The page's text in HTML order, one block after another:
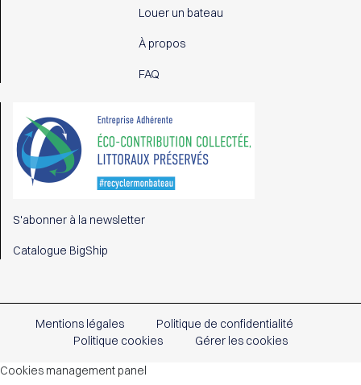
Louer un bateau
À propos
FAQ
S'abonner à la newsletter
Catalogue BigShip
Mentions légales
Politique de confidentialité
Politique cookies
Gérer les cookies
Cookies management panel